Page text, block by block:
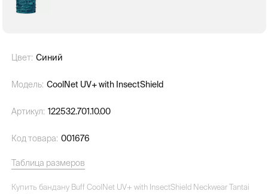
Цвет: Синий
Модель: CoolNet UV+ with InsectShield
Артикул: 122532.701.10.00
Код товара: 001676
Таблица размеров
Купить бандану Buff CoolNet UV+ with InsectShield Neckwear Tantai